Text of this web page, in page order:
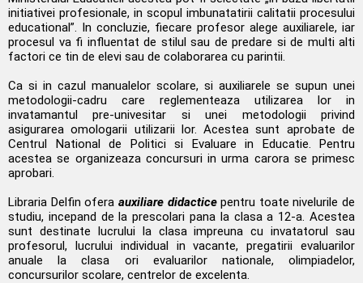
initiativei profesionale, in scopul imbunatatirii calitatii procesului
educational”. In concluzie, fiecare profesor alege auxiliarele, iar
procesul va fi influentat de stilul sau de predare si de multi alti
factori ce tin de elevi sau de colaborarea cu parintii.
Ca si in cazul manualelor scolare, si auxiliarele se supun unei
metodologii-cadru care reglementeaza utilizarea lor in
invatamantul pre-univesitar si unei metodologii privind
asigurarea omologarii utilizarii lor. Acestea sunt aprobate de
Centrul National de Politici si Evaluare in Educatie. Pentru
acestea se organizeaza concursuri in urma carora se primesc
aprobari.
Libraria Delfin ofera auxiliare didacticepentru toate nivelurile de
studiu, incepand de la prescolari pana la clasa a 12-a. Acestea
sunt destinate lucrului la clasa impreuna cu invatatorul sau
profesorul, lucrului individual in vacante, pregatirii evaluarilor
anuale la clasa ori evaluarilor nationale, olimpiadelor,
concursurilor scolare, centrelor de excelenta.